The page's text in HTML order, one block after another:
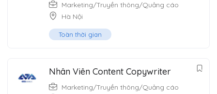
Marketing/Truyền thông/Quảng cáo
Hà Nội
Toàn thời gian
Nhân Viên Content Copywriter
Marketing/Truyền thông/Quảng cáo